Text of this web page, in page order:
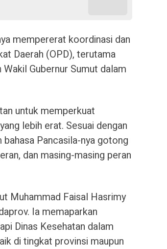
mempererat koordinasi dan
Daerah (OPD), terutama
Gubernur Sumut dalam
untuk memperkuat
lebih erat. Sesuai dengan
Pancasila-nya gotong
dan masing-masing peran
Muhammad Faisal Hasrimy
Ia memaparkan
Dinas Kesehatan dalam
di tingkat provinsi maupun